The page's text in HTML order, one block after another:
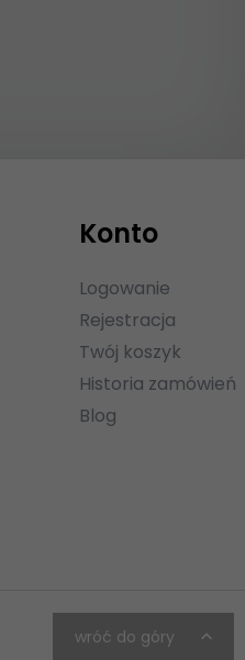
Konto
Logowanie
Rejestracja
Twój koszyk
Historia zamówień
Blog
wróć do góry